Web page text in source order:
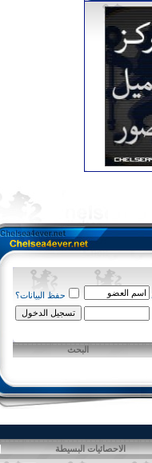
حفظ البيانات؟
البحث
الاحصائيات البسيطة